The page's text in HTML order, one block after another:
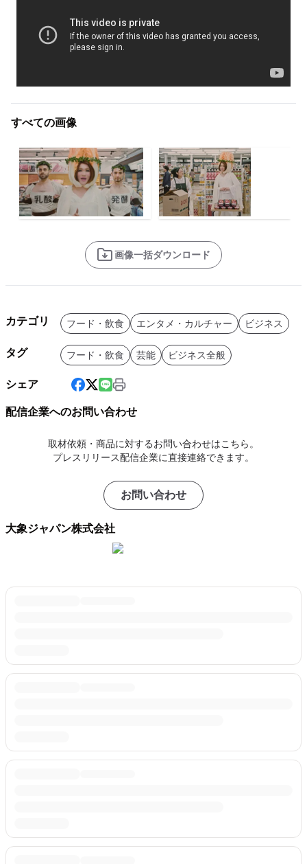
すべての画像
画像一括ダウンロード
カテゴリ フード・飲食 エンタメ・カルチャー ビジネス
タグ フード・飲食 芸能 ビジネス全般
シェア
配信企業へのお問い合わせ
取材依頼・商品に対するお問い合わせはこちら。
プレスリリース配信企業に直接連絡できます。
お問い合わせ
大象ジャパン株式会社